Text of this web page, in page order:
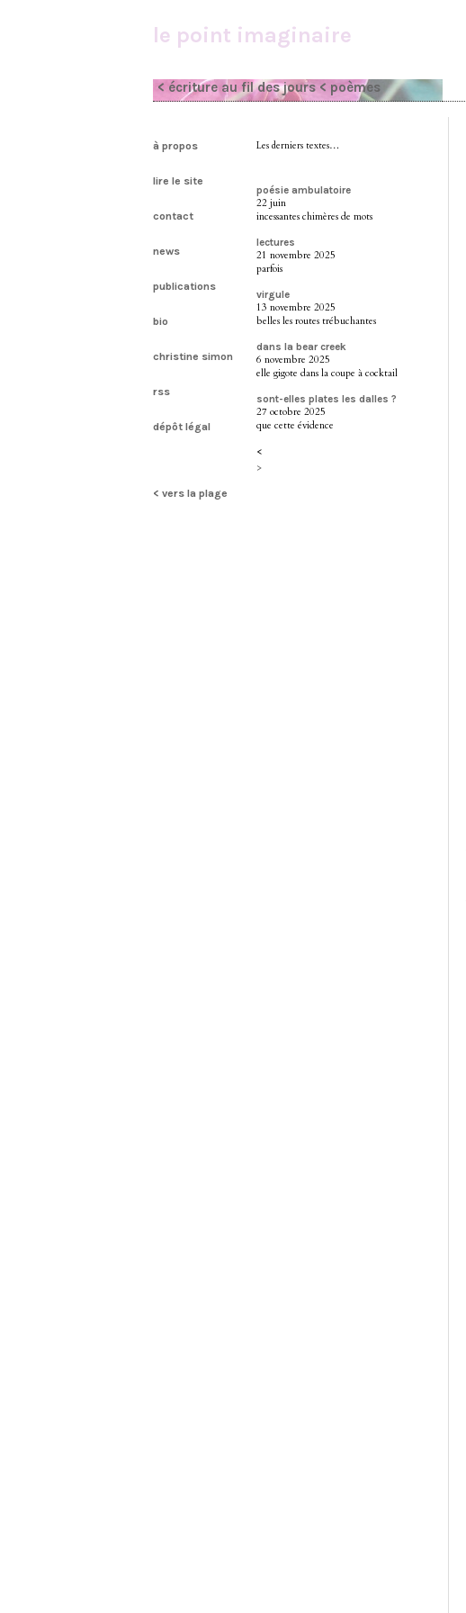
le point imaginaire
< écriture au fil des jours < poèmes
à propos
lire le site
contact
news
publications
bio
christine simon
rss
dépôt légal
< vers la plage
Les derniers textes…
poésie ambulatoire
22 juin
incessantes chimères de mots
lectures
21 novembre 2025
parfois
virgule
13 novembre 2025
belles les routes trébuchantes
dans la bear creek
6 novembre 2025
elle gigote dans la coupe à cocktail
sont-elles plates les dalles ?
27 octobre 2025
que cette évidence
<
>